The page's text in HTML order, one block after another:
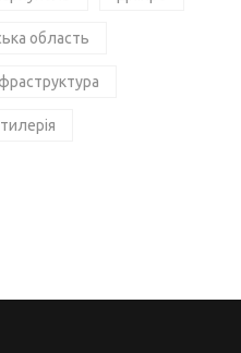
область